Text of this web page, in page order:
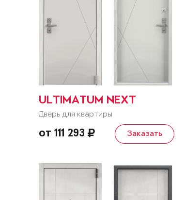
ULTIMATUM NEXT
Дверь для квартиры
от 111 293 Заказать